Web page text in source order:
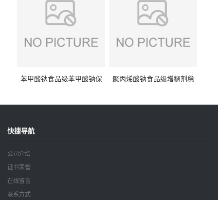
苯甲酸钠食品级苯甲酸钠保
聚丙烯酸钠食品级增稠剂稳
快捷导航
公司介绍
证书荣誉
在线留言
联系方式